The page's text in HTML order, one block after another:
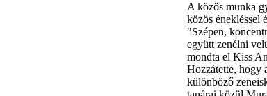
A közös munka
közös énekléssel
"Szépen,
együtt zenélni
mondta el Kiss
Hozzátette, hogy
különböző